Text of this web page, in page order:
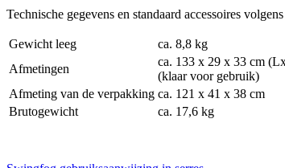
Technische gegevens en standaard accessoires
Gewicht leeg
ca. 8,8 kg
Afmetingen
ca. 133 x 29 x 33 cm
(klaar voor gebruik)
Afmeting van de verpakking ca. 121 x 41 x 38 cm
Brutogewicht
ca. 17,6 kg